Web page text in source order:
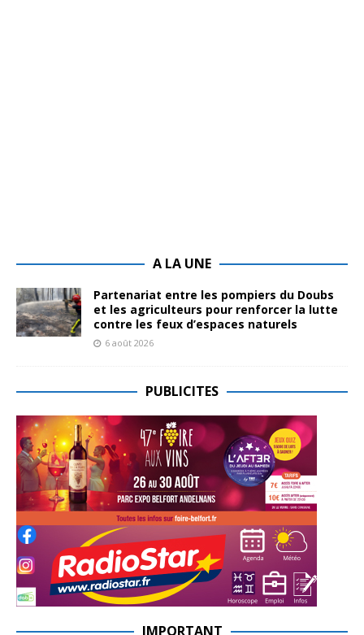
A LA UNE
Partenariat entre les pompiers du Doubs
et les agriculteurs pour renforcer la lutte
contre les feux d’espaces naturels
6 août 2026
PUBLICITES
IMPORTANT